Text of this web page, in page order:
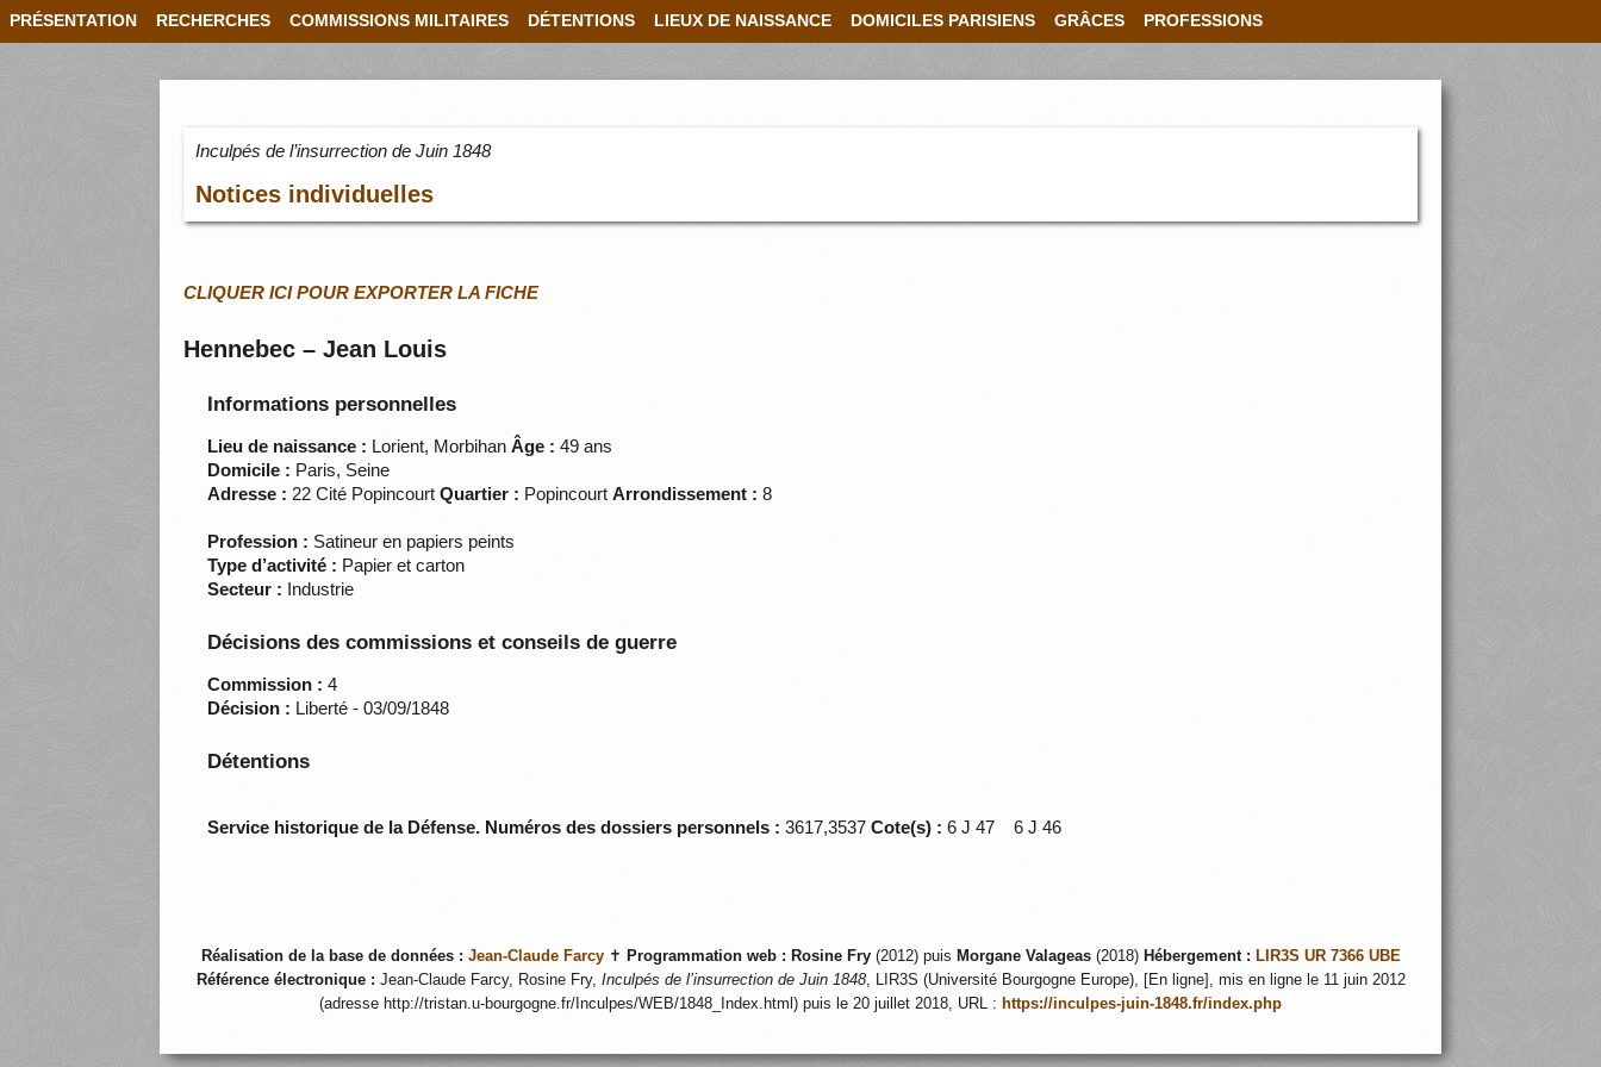
PRÉSENTATION RECHERCHES COMMISSIONS MILITAIRES DÉTENTIONS LIEUX DE NAISSANCE DOMICILES PARISIENS GRÂCES PROFESSIONS
Inculpés de l’insurrection de Juin 1848
Notices individuelles
CLIQUER ICI POUR EXPORTER LA FICHE
Hennebec – Jean Louis
Informations personnelles
Lieu de naissance : Lorient, Morbihan Âge : 49 ans
Domicile : Paris, Seine
Adresse : 22 Cité PopincourtQuartier : PopincourtArrondissement : 8
Profession : Satineur en papiers peints
Type d’activité : Papier et carton
Secteur : Industrie
Décisions des commissions et conseils de guerre
Commission : 4
Décision : Liberté - 03/09/1848
Détentions
Service historique de la Défense. Numéros des dossiers personnels :3617,3537Cote(s) : 6 J 47 6 J 46
Réalisation de la base de données : Jean-Claude Farcy✝ Programmation web : Rosine Fry(2012) puis Morgane Valageas(2018) Hébergement : LIR3S UR 7366 UBE
Référence électronique : Jean-Claude Farcy, Rosine Fry, Inculpés de l’insurrection de Juin 1848, LIR3S (Université Bourgogne Europe), [En ligne], mis en ligne le 11 juin 2012
(adresse http://tristan.u-bourgogne.fr/Inculpes/WEB/1848_Index.html) puis le 20 juillet 2018, URL : https://inculpes-juin-1848.fr/index.php